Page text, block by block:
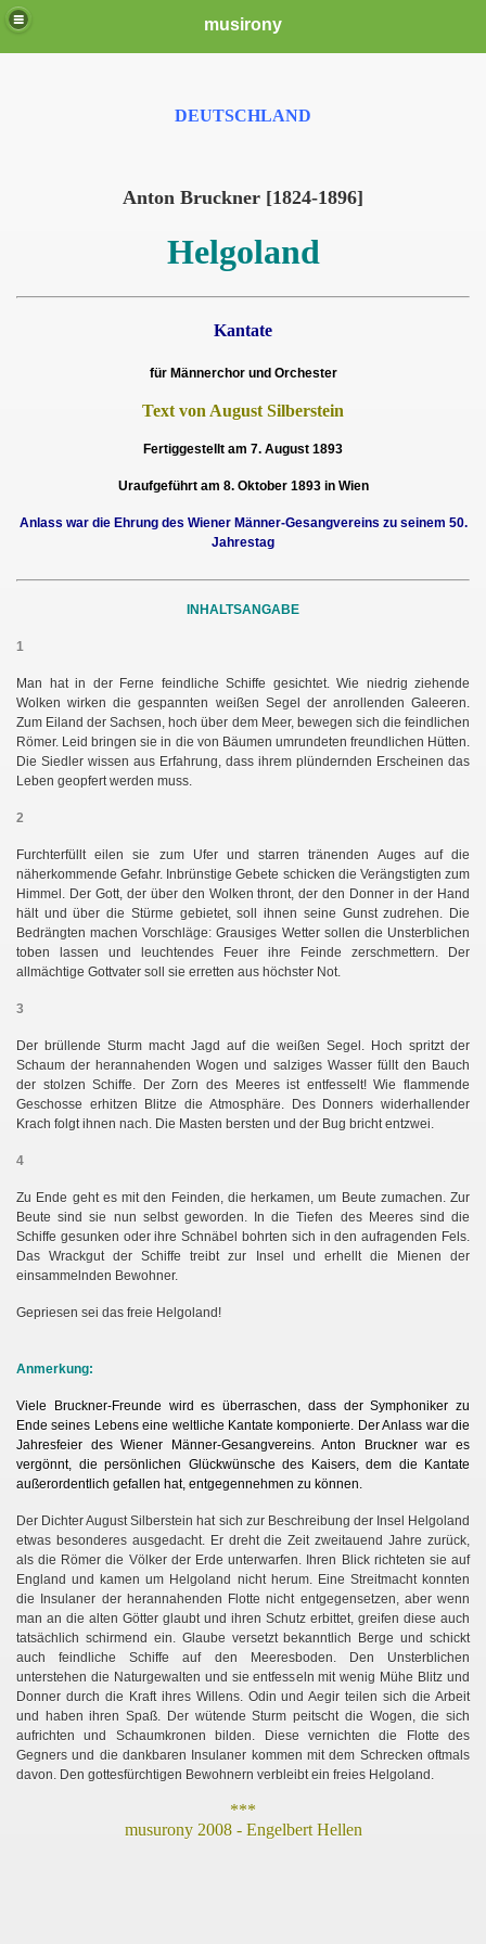
musirony
DEUTSCHLAND
Anton Bruckner [1824-1896]
Helgoland
Kantate
für Männerchor und Orchester
Text von August Silberstein
Fertiggestellt am 7. August 1893
Uraufgeführt am 8. Oktober 1893 in Wien
Anlass war die Ehrung des Wiener Männer-Gesangvereins zu seinem 50.
Jahrestag
INHALTSANGABE
1
Man hat in der Ferne feindliche Schiffe gesichtet. Wie niedrig ziehende
Wolken wirken die gespannten weißen Segel der anrollenden Galeeren.
Zum Eiland der Sachsen, hoch über dem Meer, bewegen sich die feindlichen
Römer. Leid bringen sie in die von Bäumen umrundeten freundlichen Hütten.
Die Siedler wissen aus Erfahrung, dass ihrem plündernden Erscheinen das
Leben geopfert werden muss.
2
Furchterfüllt eilen sie zum Ufer und starren tränenden Auges auf die
näherkommende Gefahr. Inbrünstige Gebete schicken die Verängstigten zum
Himmel. Der Gott, der über den Wolken thront, der den Donner in der Hand
hält und über die Stürme gebietet, soll ihnen seine Gunst zudrehen. Die
Bedrängten machen Vorschläge: Grausiges Wetter sollen die Unsterblichen
toben lassen und leuchtendes Feuer ihre Feinde zerschmettern. Der
allmächtige Gottvater soll sie erretten aus höchster Not.
3
Der brüllende Sturm macht Jagd auf die weißen Segel. Hoch spritzt der
Schaum der herannahenden Wogen und salziges Wasser füllt den Bauch
der stolzen Schiffe. Der Zorn des Meeres ist entfesselt! Wie flammende
Geschosse erhitzen Blitze die Atmosphäre. Des Donners widerhallender
Krach folgt ihnen nach. Die Masten bersten und der Bug bricht entzwei.
4
Zu Ende geht es mit den Feinden, die herkamen, um Beute zumachen. Zur
Beute sind sie nun selbst geworden. In die Tiefen des Meeres sind die
Schiffe gesunken oder ihre Schnäbel bohrten sich in den aufragenden Fels.
Das Wrackgut der Schiffe treibt zur Insel und erhellt die Mienen der
einsammelnden Bewohner.
Gepriesen sei das freie Helgoland!
Anmerkung:
Viele Bruckner-Freunde wird es überraschen, dass der Symphoniker zu
Ende seines Lebens eine weltliche Kantate komponierte. Der Anlass war die
Jahresfeier des Wiener Männer-Gesangvereins. Anton Bruckner war es
vergönnt, die persönlichen Glückwünsche des Kaisers, dem die Kantate
außerordentlich gefallen hat, entgegennehmen zu können.
Der Dichter August Silberstein hat sich zur Beschreibung der Insel Helgoland
etwas besonderes ausgedacht. Er dreht die Zeit zweitauend Jahre zurück,
als die Römer die Völker der Erde unterwarfen. Ihren Blick richteten sie auf
England und kamen um Helgoland nicht herum. Eine Streitmacht konnten
die Insulaner der herannahenden Flotte nicht entgegensetzen, aber wenn
man an die alten Götter glaubt und ihren Schutz erbittet, greifen diese auch
tatsächlich schirmend ein. Glaube versetzt bekanntlich Berge und schickt
auch feindliche Schiffe auf den Meeresboden. Den Unsterblichen
unterstehen die Naturgewalten und sie entfesseln mit wenig Mühe Blitz und
Donner durch die Kraft ihres Willens. Odin und Aegir teilen sich die Arbeit
und haben ihren Spaß. Der wütende Sturm peitscht die Wogen, die sich
aufrichten und Schaumkronen bilden. Diese vernichten die Flotte des
Gegners und die dankbaren Insulaner kommen mit dem Schrecken oftmals
davon. Den gottesfürchtigen Bewohnern verbleibt ein freies Helgoland.
***
musurony 2008 - Engelbert Hellen